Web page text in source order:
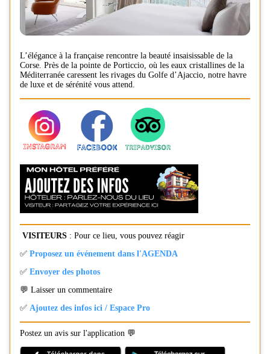
L’élégance à la française rencontre la beauté insaisissable de la
Corse. Près de la pointe de Porticcio, où les eaux cristallines de la
Méditerranée caressent les rivages du Golfe d’Ajaccio, notre havre
de luxe et de sérénité vous attend.
VISITEURS : Pour ce lieu, vous pouvez réagir
✅ Proposez un événement dans l'AGENDA
✅ Envoyer des photos
💬 Laisser un commentaire
✅ Ajoutez des infos ici / Espace Pro
Postez un avis sur l'application 💬